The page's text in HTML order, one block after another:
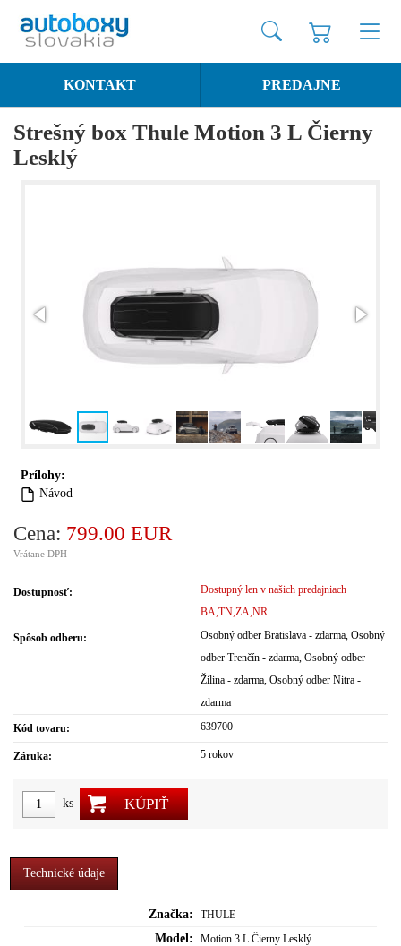
KONTAKT PREDAJNE
Strešný box Thule Motion 3 L Čierny
Lesklý
Prílohy:
Návod
Cena: 799.00 EUR
Vrátane DPH
Dostupnosť:
Dostupný len v našich predajniach
BA,TN,ZA,NR
Spôsob odberu:
Osobný odber Bratislava - zdarma, Osobný
odber Trenčín - zdarma, Osobný odber
Žilina - zdarma, Osobný odber Nitra -
zdarma
Kód tovaru: 639700
Záruka: 5 rokov
ks KÚPIŤ
Technické údaje
Značka: THULE
Model: Motion 3 L Čierny Lesklý